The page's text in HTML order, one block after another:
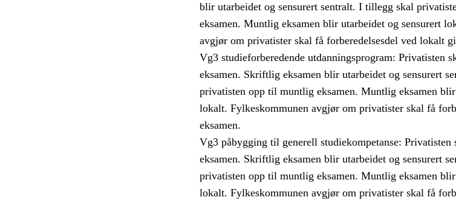
blir utarbeidet og sensurert sentralt. I tillegg skal
eksamen. Muntlig eksamen blir utarbeidet og sensurert
avgjør om privatister skal få forberedelsesdel ved lokalt
Vg3 studieforberedende utdanningsprogram: Privatisten
eksamen. Skriftlig eksamen blir utarbeidet og sensurert
privatisten opp til muntlig eksamen. Muntlig eksamen
lokalt. Fylkeskommunen avgjør om privatister skal få
eksamen.
Vg3 påbygging til generell studiekompetanse:
eksamen. Skriftlig eksamen blir utarbeidet og sensurert
privatisten opp til muntlig eksamen. Muntlig eksamen
lokalt. Fylkeskommunen avgjør om privatister skal få